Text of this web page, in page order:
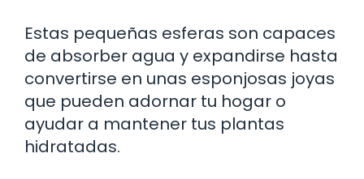
Estas pequeñas esferas son capaces
de absorber agua y expandirse hasta
convertirse en unas esponjosas joyas
que pueden adornar tu hogar o
ayudar a mantener tus plantas
hidratadas.